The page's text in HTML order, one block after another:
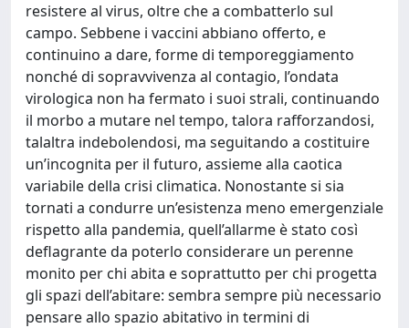
resistere al virus, oltre che a combatterlo sul
campo. Sebbene i vaccini abbiano offerto, e
continuino a dare, forme di temporeggiamento
nonché di sopravvivenza al contagio, l’ondata
virologica non ha fermato i suoi strali, continuando
il morbo a mutare nel tempo, talora rafforzandosi,
talaltra indebolendosi, ma seguitando a costituire
un’incognita per il futuro, assieme alla caotica
variabile della crisi climatica. Nonostante si sia
tornati a condurre un’esistenza meno emergenziale
rispetto alla pandemia, quell’allarme è stato così
deflagrante da poterlo considerare un perenne
monito per chi abita e soprattutto per chi progetta
gli spazi dell’abitare: sembra sempre più necessario
pensare allo spazio abitativo in termini di